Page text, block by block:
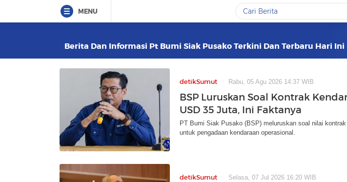
MENU
Berita Dan Informasi Pt Bumi Siak Pusako Terkini Dan Terbaru Hari
detikSumut Rabu, 05 Agu 2026 14:37 WIB
BSP Luruskan Soal Kontrak
USD 35 Juta, Ini Faktanya
PT Bumi Siak Pusako (BSP) meluruskan soal nilai
untuk pengadaan kendaraan operasional.
detikSumut Selasa, 07 Jul 2026 16:20 WIB